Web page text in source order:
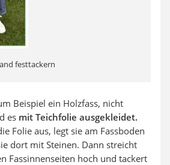
festtackern
Beispiel ein Holzfass, nicht
es mit Teichfolie ausgekleidet.
Folie aus, legt sie am Fassboden
dort mit Steinen. Dann streicht
Fassinnenseiten hoch und tackert